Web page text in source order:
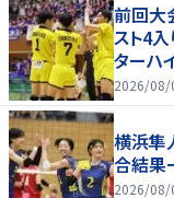
前回大
スト4
ターハ
2026/08/
横浜隼
合結果
2026/08/